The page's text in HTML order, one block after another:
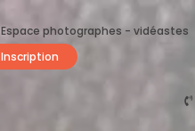
Espace photographes - vidéastes
Inscription